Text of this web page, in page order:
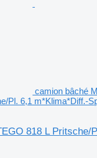
camion bâché
Pl. 6,1 m*Klima*Diff.-
818 L Pritsche/